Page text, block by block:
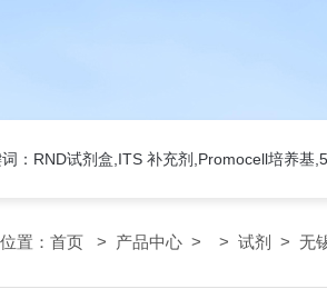
：RND试剂盒,ITS 补充剂,Promocell培养基
置： 首页 > 产品中心 > > 试剂 > 无